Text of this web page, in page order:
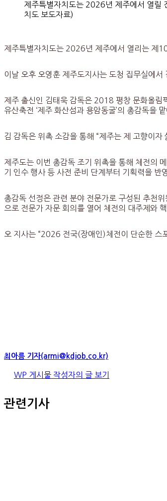
제주특별자치도는 2026년 제주에서 열릴
치도 보도자료)
제주특별자치도는 2026년 제주에서 열리는 제
이날 오후 오영훈 제주도지사는 도청 집무실에
제주 출신인 김태욱 감독은 2018 평창 문화올림
유산축전 ‘제주 화산섬과 용암동굴’의 총감독을
김 감독은 위촉 소감을 통해 “제주는 제 고향이
제주도는 이번 총감독 조기 위촉을 통해 체전의
기 인수 행사 등 사전 준비 단계부터 기획력을 반
총감독 선정은 관련 분야 전문가로 구성된 추천
으로 전문가 자문 회의를 열어 체전의 대주제와
오 지사는 “2026 전국(장애인)체전이 단순한 스
최아름 기자(armi@kdjob.co.kr)
WP 게시물 작성자의 글 보기
관련기사